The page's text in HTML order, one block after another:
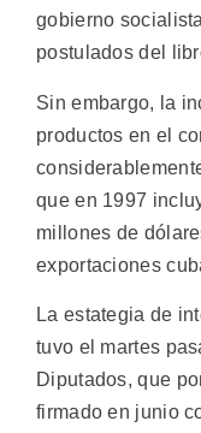
gobierno
postulados del
Sin embargo, la
productos en el
que en 1997
millones de
exportaciones
La estategia de
tuvo el martes
Diputados, que
firmado en junio